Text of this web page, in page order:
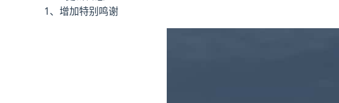
1、增加特别鸣谢